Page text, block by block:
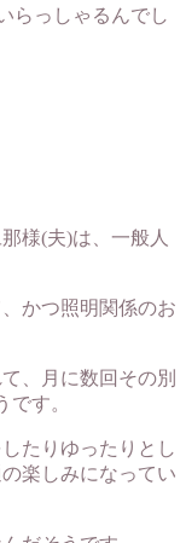
らっしゃるんでし
様(夫)は、一般人
かつ照明関係のお
、月に数回その別
す。
たりゆったりとし
楽しみになってい